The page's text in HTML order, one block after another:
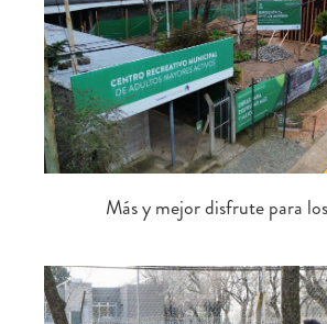
Más y mejor disfrute para